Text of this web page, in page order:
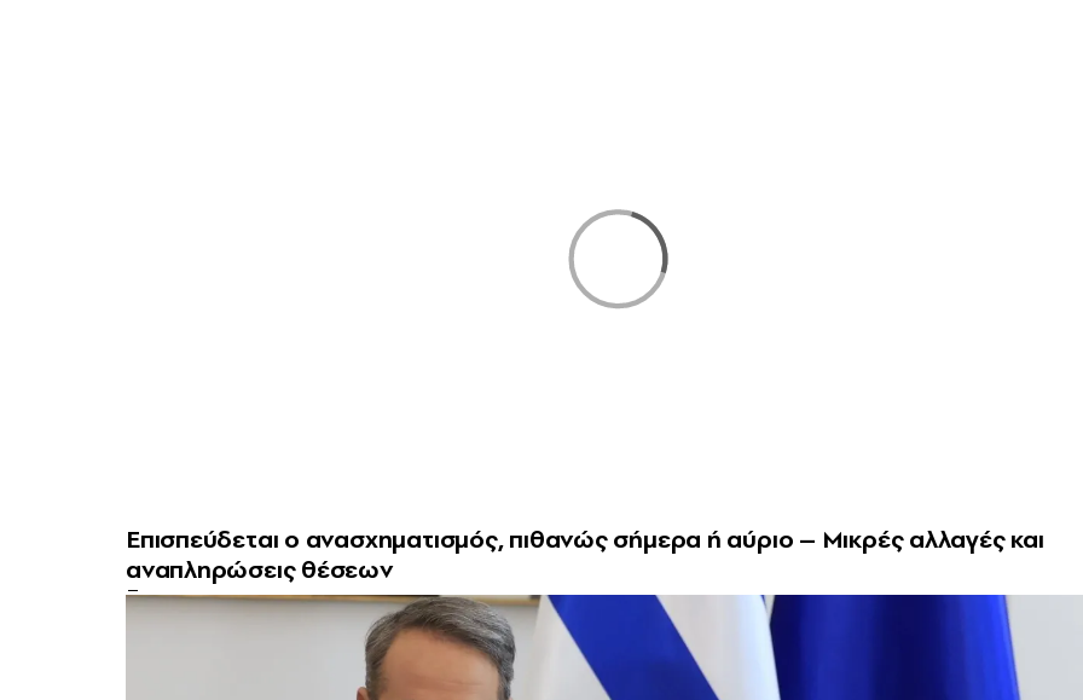
Επισπεύδεται ο ανασχηματισμός, πιθανώς σήμερα ή αύριο – Mικρές αλλαγές και
αναπληρώσεις θέσεων